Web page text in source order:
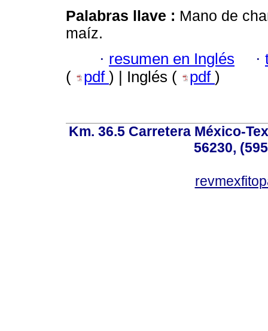
Palabras llave : Mano de
maíz.
· resumen en Inglés ·
(
pdf ) | Inglés ( pdf )
Km. 36.5 Carretera México-
56230,